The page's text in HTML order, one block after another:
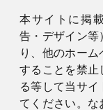
本サイトに掲
告・デザイン等
り、他のホー
することを禁止
る等して当サ
てください。な